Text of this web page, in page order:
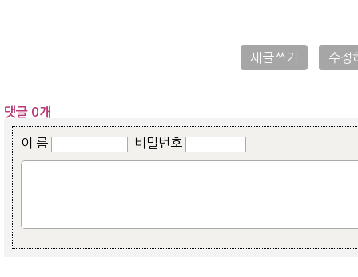
새글쓰기 수정
댓글 0개
이 름 비밀번호